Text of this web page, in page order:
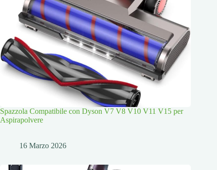
Spazzola Compatibile con Dyson V7 V8 V10 V11 V15 per
Aspirapolvere
16 Marzo 2026